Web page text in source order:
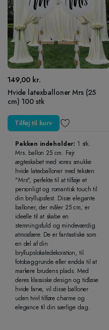
149,00 kr.
Hvide latexballoner Mrs (25
cm) 100 stk
Tilføj til kurv
Pakken indeholder: 1 stk.
Mrs. ballon 25 cm. Fejr
ægteskabet med vores smukke
hvide latexballoner med teksten
"Mrs", perfekte til at tilføje et
personligt og romantisk touch til
din bryllupsfest. Disse elegante
balloner, der måler 25 cm, er
ideelle til at skabe en
stemningsfuld og mindeværdig
atmosfære. De er fantastiske som
en del af din
bryllupslokaledekoration, til
fotobaggrunde eller endda til at
markere brudens plads. Med
deres klassiske design og tidløse
hvide farve, vil disse balloner
uden tvivl tilføre charme og
elegance til din særlige dag.